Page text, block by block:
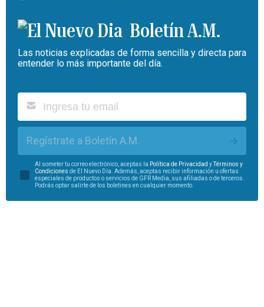
Boletín A.M.
Las noticias explicadas de forma sencilla y directa para
entender lo más importante del día.
Regístrate a Boletín A.M.
Al someter tu correo electrónico, aceptas la Política de Privacidad yTérminos y
Condiciones de El Nuevo Día. Además, aceptas recibir información u ofertas
especiales de productos o servicios de GFR Media, sus afiliadas o de terceros.
Podrás optar salirte de los boletines en cualquier momento.